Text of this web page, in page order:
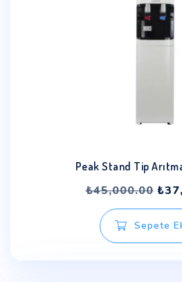
Peak Stand Tip
₺45,000.00 ₺
Sepete